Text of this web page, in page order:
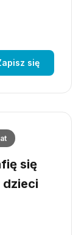
się
się
dzieci